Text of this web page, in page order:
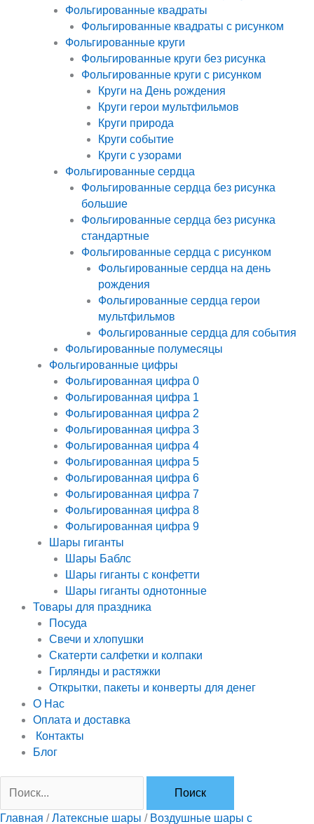
Фольгированные квадраты
Фольгированные квадраты с рисунком
Фольгированные круги
Фольгированные круги без рисунка
Фольгированные круги с рисунком
Круги на День рождения
Круги герои мультфильмов
Круги природа
Круги событие
Круги с узорами
Фольгированные сердца
Фольгированные сердца без рисунка
большие
Фольгированные сердца без рисунка
стандартные
Фольгированные сердца с рисунком
Фольгированные сердца на день
рождения
Фольгированные сердца герои
мультфильмов
Фольгированные сердца для события
Фольгированные полумесяцы
Фольгированные цифры
Фольгированная цифра 0
Фольгированная цифра 1
Фольгированная цифра 2
Фольгированная цифра 3
Фольгированная цифра 4
Фольгированная цифра 5
Фольгированная цифра 6
Фольгированная цифра 7
Фольгированная цифра 8
Фольгированная цифра 9
Шары гиганты
Шары Баблс
Шары гиганты с конфетти
Шары гиганты однотонные
Товары для праздника
Посуда
Свечи и хлопушки
Скатерти салфетки и колпаки
Гирлянды и растяжки
Открытки, пакеты и конверты для денег
О Нас
Оплата и доставка
Контакты
Блог
Главная / Латексные шары / Воздушные шары с